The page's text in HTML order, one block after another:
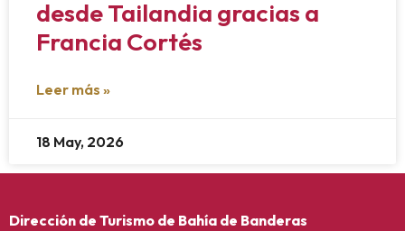
desde Tailandia gracias a
Francia Cortés
Leer más »
18 May, 2026
Dirección de Turismo de Bahía de Banderas